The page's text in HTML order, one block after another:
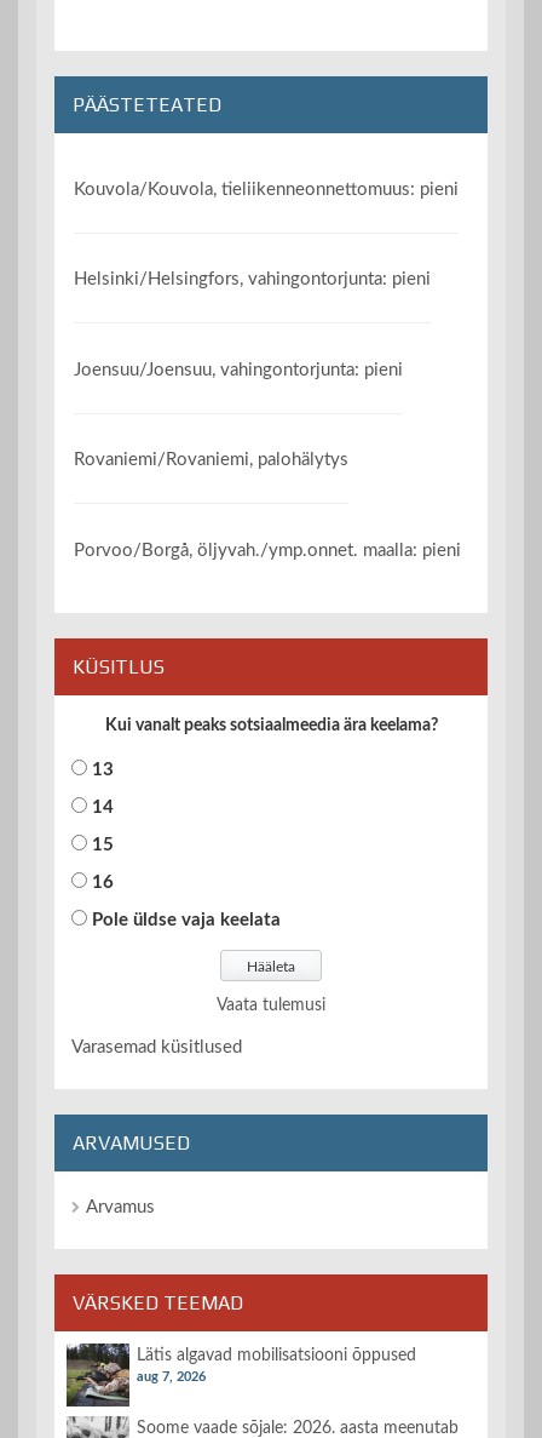
PÄÄSTETEATED
Kouvola/Kouvola, tieliikenneonnettomuus: pieni
Helsinki/Helsingfors, vahingontorjunta: pieni
Joensuu/Joensuu, vahingontorjunta: pieni
Rovaniemi/Rovaniemi, palohälytys
Porvoo/Borgå, öljyvah./ymp.onnet. maalla: pieni
KÜSITLUS
Kui vanalt peaks sotsiaalmeedia ära keelama?
13
14
15
16
Pole üldse vaja keelata
Vaata tulemusi
Varasemad küsitlused
ARVAMUSED
Arvamus
VÄRSKED TEEMAD
Lätis algavad mobilisatsiooni õppused
aug 7, 2026
Soome vaade sõjale: 2026. aasta meenutab